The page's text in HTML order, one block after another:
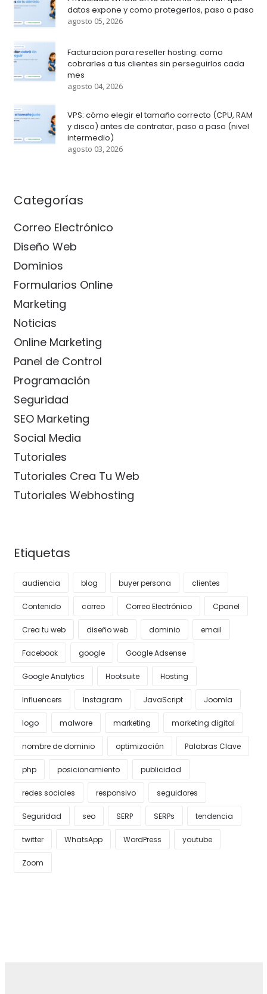
datos expone y como protegerlos, paso a paso
agosto 05, 2026
Facturacion para reseller hosting: como
cobrarles a tus clientes sin perseguirlos cada
mes
agosto 04, 2026
VPS: cómo elegir el tamaño correcto (CPU, RAM
y disco) antes de contratar, paso a paso (nivel
intermedio)
agosto 03, 2026
Categorías
Correo Electrónico
Diseño Web
Dominios
Formularios Online
Marketing
Noticias
Online Marketing
Panel de Control
Programación
Seguridad
SEO Marketing
Social Media
Tutoriales
Tutoriales Crea Tu Web
Tutoriales Webhosting
Etiquetas
audiencia blog buyer persona clientes
Contenido correo Correo Electrónico Cpanel
Crea tu web diseño web dominio email
Facebook google Google Adsense
Google Analytics Hootsuite Hosting
Influencers Instagram JavaScript Joomla
logo malware marketing marketing digital
nombre de dominio optimización Palabras Clave
php posicionamiento publicidad
redes sociales responsivo seguidores
Seguridad seo SERP SERPs tendencia
twitter WhatsApp WordPress youtube
Zoom